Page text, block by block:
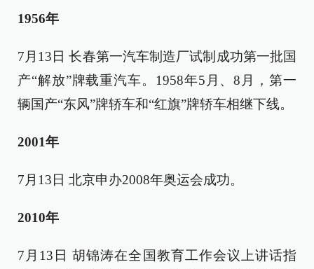
1956年
7月13日 长春第一汽车制造厂试制成功第一批国
产“解放”牌载重汽车。1958年5月、8月，第一
辆国产“东风”牌轿车和“红旗”牌轿车相继下线。
2001年
7月13日 北京申办2008年奥运会成功。
2010年
7月13日 胡锦涛在全国教育工作会议上讲话指